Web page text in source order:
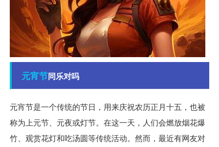
元宵节同乐对吗
元宵节是一个传统的节日，用来庆祝农历正月十五，也被
称为上元节、元夜或灯节。在这一天，人们会燃放烟花爆
竹、观赏花灯和吃汤圆等传统活动。然而，最近有网友对